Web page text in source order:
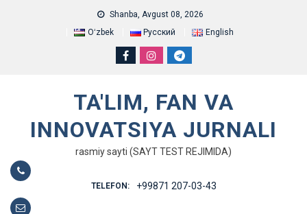
Shanba, Avgust 08, 2026
Oʻzbek
Русский English
TA'LIM, FAN VA
INNOVATSIYA JURNALI
rasmiy sayti (SAYT TEST REJIMIDA)
TELEFON: +99871 207-03-43